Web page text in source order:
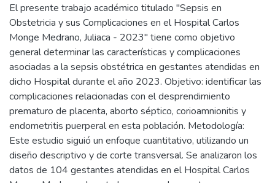
El presente trabajo académico titulado "Sepsis en
Obstetricia y sus Complicaciones en el Hospital Carlos
Monge Medrano, Juliaca - 2023" tiene como objetivo
general determinar las características y complicaciones
asociadas a la sepsis obstétrica en gestantes atendidas en
dicho Hospital durante el año 2023. Objetivo: identificar las
complicaciones relacionadas con el desprendimiento
prematuro de placenta, aborto séptico, corioamnionitis y
endometritis puerperal en esta población. Metodología:
Este estudio siguió un enfoque cuantitativo, utilizando un
diseño descriptivo y de corte transversal. Se analizaron los
datos de 104 gestantes atendidas en el Hospital Carlos